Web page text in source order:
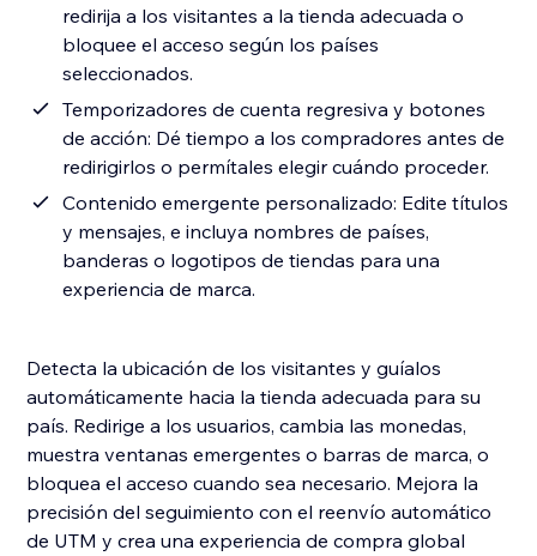
redirija a los visitantes a la tienda adecuada o
bloquee el acceso según los países
seleccionados.
Temporizadores de cuenta regresiva y botones
de acción: Dé tiempo a los compradores antes de
redirigirlos o permítales elegir cuándo proceder.
Contenido emergente personalizado: Edite títulos
y mensajes, e incluya nombres de países,
banderas o logotipos de tiendas para una
experiencia de marca.
Detecta la ubicación de los visitantes y guíalos
automáticamente hacia la tienda adecuada para su
país. Redirige a los usuarios, cambia las monedas,
muestra ventanas emergentes o barras de marca, o
bloquea el acceso cuando sea necesario. Mejora la
precisión del seguimiento con el reenvío automático
de UTM y crea una experiencia de compra global